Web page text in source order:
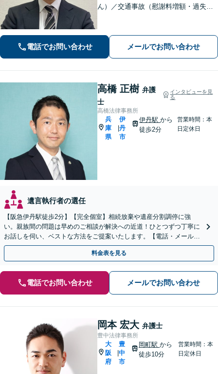
ん）／交通事故（慰謝料増額・過失割
／刑事事件（被害者側も対応）／相続
／離婚問題など。まずはお気軽にご相
談ください
電話でお問い合わせ メールでお問い合わせ
高橋 正樹 弁護
士
インタビューを見
る
高橋法律事務所
兵
庫
県
伊
丹
市
伊丹駅から
徒歩2分
営業時間：本
日定休日
遺言執行者の選任
【阪急伊丹駅徒歩2分】【完全個室】相続放棄や遺産分割調停に強
い。親族間の問題は早めのご相談が解決への近道！ひとつずつ丁寧に
お話しを伺い、ベストな方法をご提案いたします。【電話・メール相
談初回無料】【休日夜間対応可】【オンライン可能】
料金表を見る
電話でお問い合わせ メールでお問い合わせ
岡本 宏大 弁護士
豊中法律事務所
大
阪
府
豊
中
市
岡町駅 から
徒歩10分
営業時間：本
日定休日